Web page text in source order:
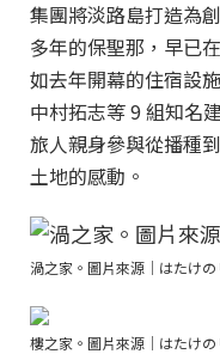
集團將淡路島打造為
多年的保聖那，早已
如去年開幕的住宿設
中村拓志等 9 組知名
旅人親身參與從播種
土地的感動。
渦之家。圖片來源｜はたけ
樓之家。圖片來源｜はたけ